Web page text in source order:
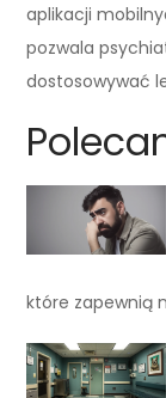
aplikacji
pozwala
dostosowywać
które zapewnią